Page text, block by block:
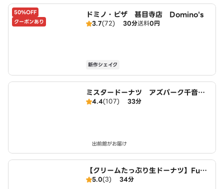
50%OFF
クーポンあり
ドミノ・ピザ 甚目寺店 Domino's
3.7(72) 30分送料0円
新作シェイク
ミスタードーナツ アズパーク千音寺
ショップ
4.4(107) 33分
出前館がお届け
【クリームたっぷり生ドーナツ】FuW
aDonuts 丹波川中店
5.0(3) 34分